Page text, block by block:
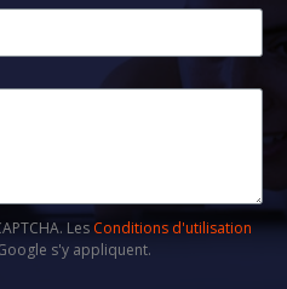
Les Conditions d'utilisation
s'y appliquent.